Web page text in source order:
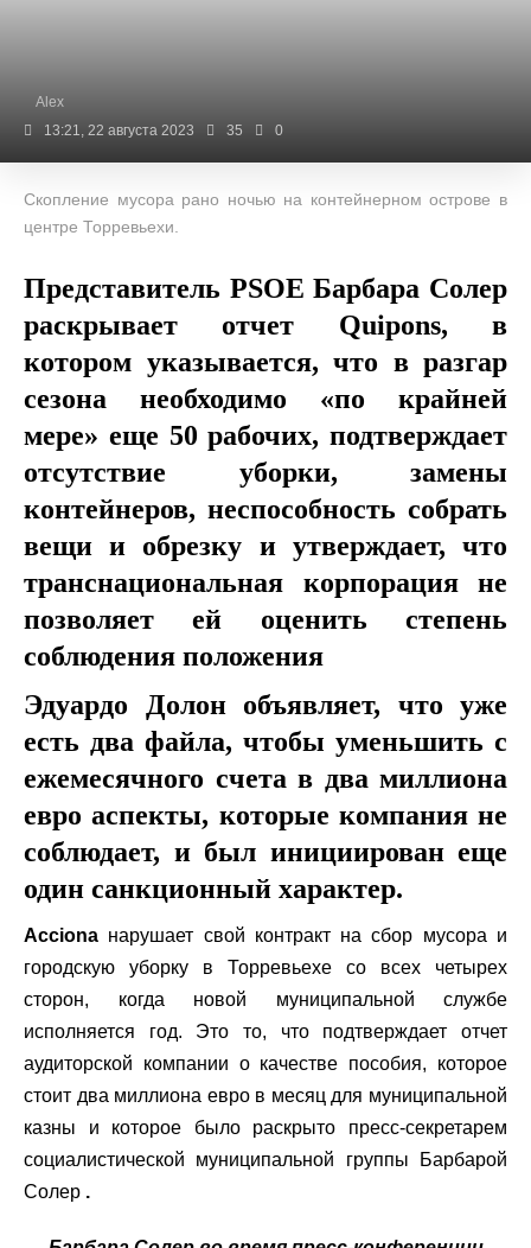
Alex
13:21, 22 августа 2023
35 0
Скопление мусора рано ночью на контейнерном острове в
центре Торревьехи.
Представитель PSOE Барбара Солер
раскрывает отчет Quipons, в
котором указывается, что в разгар
сезона необходимо «по крайней
мере» еще 50 рабочих, подтверждает
отсутствие уборки, замены
контейнеров, неспособность собрать
вещи и обрезку и утверждает, что
транснациональная корпорация не
позволяет ей оценить степень
соблюдения положения
Эдуардо Долон объявляет, что уже
есть два файла, чтобы уменьшить с
ежемесячного счета в два миллиона
евро аспекты, которые компания не
соблюдает, и был инициирован еще
один санкционный характер.
Acciona нарушает свой контракт на сбор мусора и
городскую уборку в Торревьехе со всех четырех
сторон, когда новой муниципальной службе
исполняется год. Это то, что подтверждает отчет
аудиторской компании о качестве пособия, которое
стоит два миллиона евро в месяц для муниципальной
казны и которое было раскрыто пресс-секретарем
социалистической муниципальной группы Барбарой
Солер .